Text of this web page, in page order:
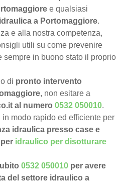
e qualsiasi
a Portomaggiore.
e alla nostra competenza,
utili su come prevenire
sempre in buono stato il proprio
di pronto intervento
, non esitare a
al numero0532 050010.
modo rapido ed efficiente per
idraulica presso case e
idraulico per disotturare
0532 050010 per avere
del settore idraulico a